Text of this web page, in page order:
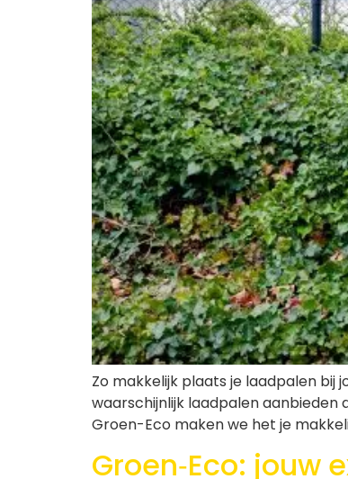
Zo makkelijk plaats je laadpalen bij
waarschijnlijk laadpalen aanbieden
Groen-Eco maken we het je
Groen‑Eco: